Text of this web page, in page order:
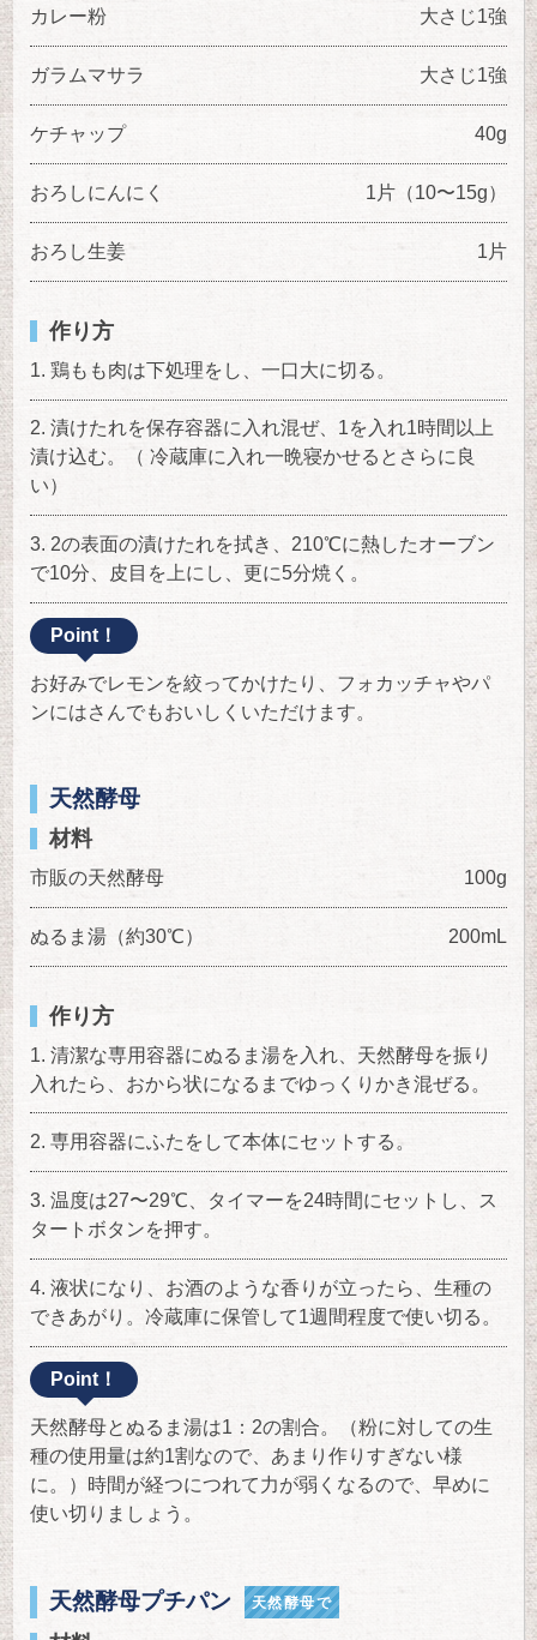
カレー粉 大さじ1強
ガラムマサラ 大さじ1強
ケチャップ 40g
おろしにんにく 1片（10〜15g）
おろし生姜 1片
作り方
鶏もも肉は下処理をし、一口大に切る。
漬けたれを保存容器に入れ混ぜ、1を入れ1時間以上
漬け込む。（ 冷蔵庫に入れ一晩寝かせるとさらに良
い）
2の表面の漬けたれを拭き、210℃に熱したオーブン
で10分、皮目を上にし、更に5分焼く。
Point！
お好みでレモンを絞ってかけたり、フォカッチャやパ
ンにはさんでもおいしくいただけます。
天然酵母
材料
市販の天然酵母 100g
ぬるま湯（約30℃） 200mL
作り方
清潔な専用容器にぬるま湯を入れ、天然酵母を振り
入れたら、おから状になるまでゆっくりかき混ぜる。
専用容器にふたをして本体にセットする。
温度は27〜29℃、タイマーを24時間にセットし、ス
タートボタンを押す。
液状になり、お酒のような香りが立ったら、生種の
できあがり。冷蔵庫に保管して1週間程度で使い切る。
Point！
天然酵母とぬるま湯は1：2の割合。（粉に対しての生
種の使用量は約1割なので、あまり作りすぎない様
に。）時間が経つにつれて力が弱くなるので、早めに
使い切りましょう。
天然酵母プチパン 天然酵母で